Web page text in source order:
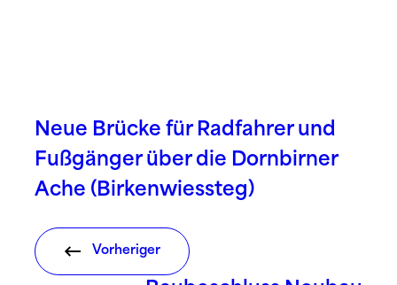
Neue Brücke für Radfahrer und
Fußgänger über die Dornbirner
Ache (Birkenwiessteg)
Vorheriger